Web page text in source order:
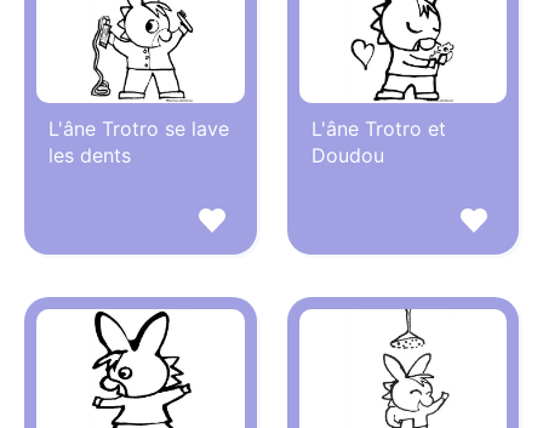
L'âne Trotro se lave
les dents
L'âne Trotro et
Doudou